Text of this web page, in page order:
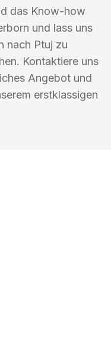
das Know-how
und lass uns
nach Ptuj zu
Kontaktiere uns
Angebot und
erstklassigen